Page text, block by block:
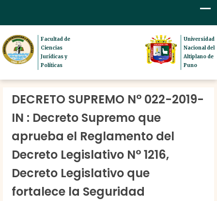
Facultad de
Ciencias
Jurídicas y
Políticas
Universidad
Nacional del
Altiplano de
Puno
DECRETO SUPREMO N° 022-2019-
IN : Decreto Supremo que
aprueba el Reglamento del
Decreto Legislativo N° 1216,
Decreto Legislativo que
fortalece la Seguridad